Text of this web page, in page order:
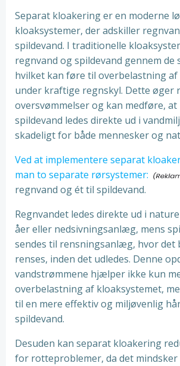
Separat kloakering er en moderne
kloaksystemer, der adskiller
spildevand. I traditionelle
regnvand og spildevand gennem de
hvilket kan føre til overbelastning
under kraftige regnskyl. Dette øger
oversvømmelser og kan medføre,
spildevand ledes direkte ud i
skadeligt for både mennesker og
Ved at implementere separat
man to separate rørsystemer:
regnvand og ét til spildevand.
Regnvandet ledes direkte ud i
åer eller nedsivningsanlæg, mens
sendes til rensningsanlæg, hvor det
renses, inden det udledes. Denne
vandstrømmene hjælper ikke kun
overbelastning af kloaksystemet,
til en mere effektiv og miljøvenlig
spildevand.
Desuden kan separat kloakering
for rotteproblemer, da det